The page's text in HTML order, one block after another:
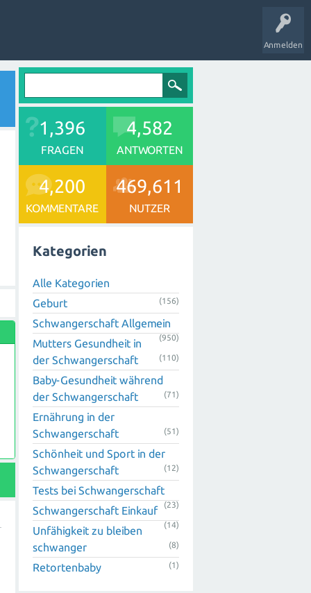
Anmelden
1,396
FRAGEN
4,582
ANTWORTEN
4,200
KOMMENTARE
469,611
NUTZER
Kategorien
Alle Kategorien
Geburt
(156)
Schwangerschaft Allgemein
(950)
Mutters Gesundheit in
der Schwangerschaft
(110)
Baby-Gesundheit während
der Schwangerschaft
(71)
Ernährung in der
Schwangerschaft
(51)
Schönheit und Sport in der
Schwangerschaft
(12)
Tests bei Schwangerschaft
(23)
Schwangerschaft Einkauf
(14)
Unfähigkeit zu bleiben
schwanger
(8)
Retortenbaby (1)